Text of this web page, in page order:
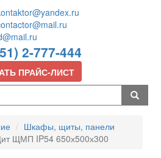
2-777-444
ПРАЙС-ЛИСТ
Шкафы, щиты, панели
ЩМП IP54 650х500х300